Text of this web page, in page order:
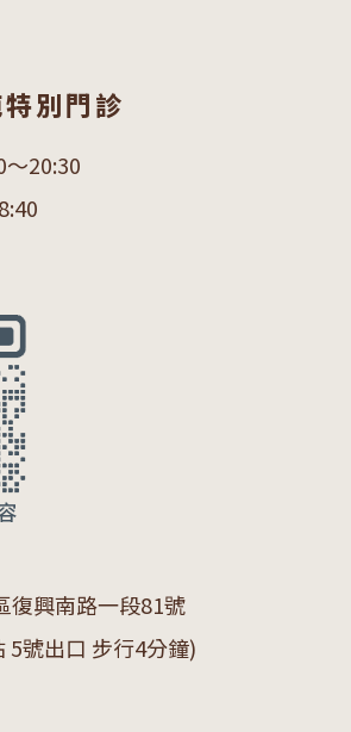
別門診
20:30
復興南路一段81號
5號出口 步行4分鐘)